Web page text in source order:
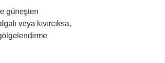
güneşten
veya kıvırcıksa,